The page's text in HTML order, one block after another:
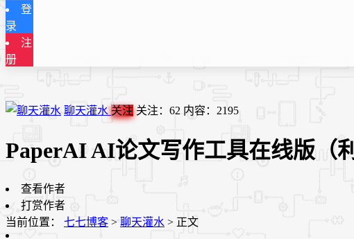
登
录
注
册
聊天灌水关注 关注： 62 内容： 2195
PaperAI AI论文写作工具在线版（
查看作者
打赏作者
当前位置： 七七博客 > 聊天灌水 > 正文